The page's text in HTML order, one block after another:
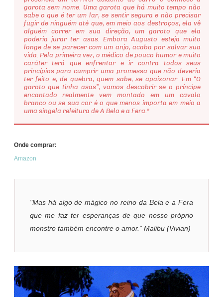
garota sem nome. Uma garota que há muito tempo não
sabe o que é ter um lar, se sentir segura e não precisar
fugir de ninguém até que, em meio aos destroços, ela vê
alguém correr em sua direção, um garoto que ela
poderia jurar ter asas. Embora Augusto esteja muito
longe de se parecer com um anjo, acaba por salvar sua
vida. Pela primeira vez, o médico de pouco humor e muito
caráter terá que enfrentar e ir contra todos seus
princípios para cumprir uma promessa que não deveria
ter feito e, de quebra, quem sabe, se apaixonar. Em “O
garoto que tinha asas”, vamos descobrir se o príncipe
encantado realmente vem montado em um cavalo
branco ou se sua cor é o que menos importa em meio a
uma singela releitura de A Bela e a Fera."
Onde comprar:
Amazon
"Mas há algo de mágico no reino da Bela e a Fera
que me faz ter esperanças de que nosso próprio
monstro também encontre o amor.” Malibu (Vivian)